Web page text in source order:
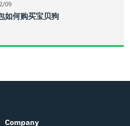
09
如何购买宝贝狗
Company